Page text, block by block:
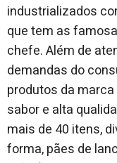
industrializados
que tem as
chefe. Além de
demandas do
produtos da
sabor e alta
mais de 40 itens,
forma, pães de